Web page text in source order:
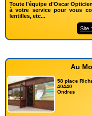
Toute l’équipe d’Oscar
à votre service pour vous
lentilles, etc...
Site
Au
58 place
40440
Ondres